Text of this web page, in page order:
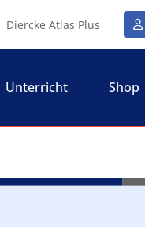
Diercke Atlas Plus
Unterricht Shop